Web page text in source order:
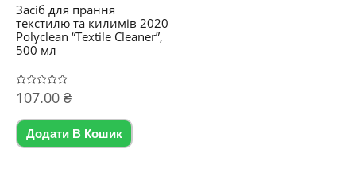
Засіб для прання
текстилю та килимів 2020
Polyclean “Textile Cleaner”,
500 мл
Оцінено
в
з
107.00 ₴
Додати В Кошик